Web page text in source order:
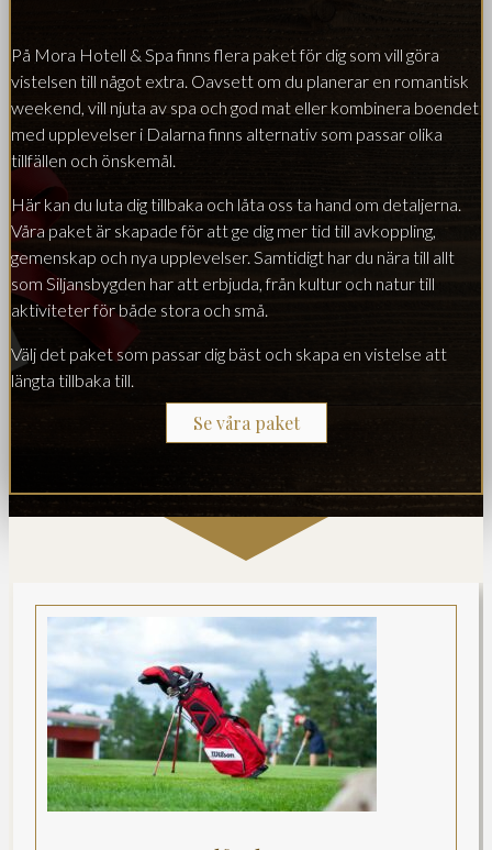
På Mora Hotell & Spa finns flera paket för dig som vill göra
vistelsen till något extra. Oavsett om du planerar en romantisk
weekend, vill njuta av spa och god mat eller kombinera boendet
med upplevelser i Dalarna finns alternativ som passar olika
tillfällen och önskemål.
Här kan du luta dig tillbaka och låta oss ta hand om detaljerna.
Våra paket är skapade för att ge dig mer tid till avkoppling,
gemenskap och nya upplevelser. Samtidigt har du nära till allt
som Siljansbygden har att erbjuda, från kultur och natur till
aktiviteter för både stora och små.
Välj det paket som passar dig bäst och skapa en vistelse att
längta tillbaka till.
Se våra paket